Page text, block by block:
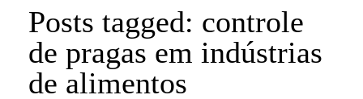
Posts tagged: controle
de pragas em indústrias
de alimentos